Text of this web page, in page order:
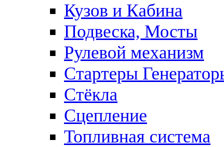
Кузов и Кабина
Подвеска, Мосты
Рулевой механизм
Стартеры
Стёкла
Сцепление
Топливная система